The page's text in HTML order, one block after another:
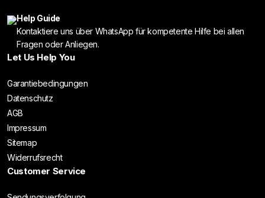
Help Guide
Kontaktiere uns über WhatsApp für kompetente Hilfe bei allen
Fragen oder Anliegen.
Let Us Help You
Garantiebedingungen
Datenschutz
AGB
Impressum
Sitemap
Widerrufsrecht
Customer Service